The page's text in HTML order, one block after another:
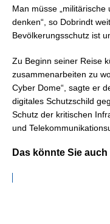
Man müsse
denken“, so Dobrindt
Bevölkerungsschutz ist
Zu Beginn seiner Reise
zusammenarbeiten zu
Cyber Dome“, sagte er
digitales Schutzschild
Schutz der kritischen
und
Das könnte Sie